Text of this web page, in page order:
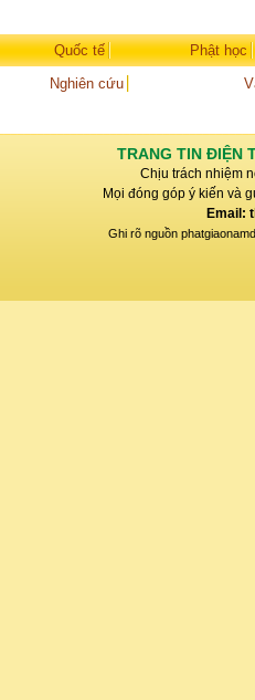
Quốc tế
Phật học
Nghiên cứu
TRANG TIN ĐIỆN
Chịu trách nhiệm
Mọi đóng góp ý kiến và
Email:
Ghi rõ nguồn